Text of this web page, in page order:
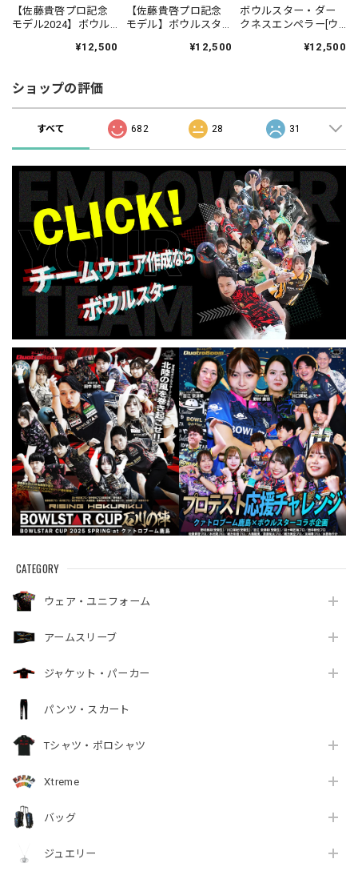
CATEGORY
ウェア・ユニフォーム
アームスリーブ
ジャケット・パーカー
パンツ・スカート
Tシャツ・ポロシャツ
Xtreme
バッグ
ジュエリー
【佐藤貴啓プロ記念
モデル2024】ボウル
ャトル[ウェア-196]ネ
¥12,500
【佐藤貴啓プロ記念
モデル】ボウルスタ
ル・エターナル[ウェ
¥12,500
ボウルスター・ダー
クネスエンペラー[ウ
り・完全受注生産¥12,500
ショップの評価
すべて 682 28 31